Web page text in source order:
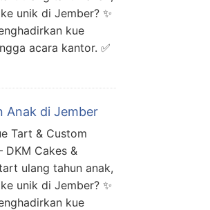
unik di Jember? ✨
kue
acara kantor. ✅
Anak di Jember
Tart & Custom
DKM Cakes &
ulang tahun anak,
unik di Jember? ✨
kue